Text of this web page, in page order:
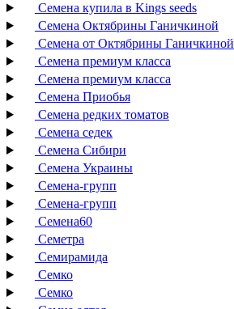
Семена купила в Kings seeds
Семена Октябрины Ганичкиной
Семена от Октябрины Ганичкиной
Семена премиум класса
Семена премиум класса
Семена Приобья
Семена редких томатов
Семена седек
Семена Сибири
Семена Украины
Семена-групп
Семена-групп
Семена60
Семетра
Семирамида
Семко
Семко